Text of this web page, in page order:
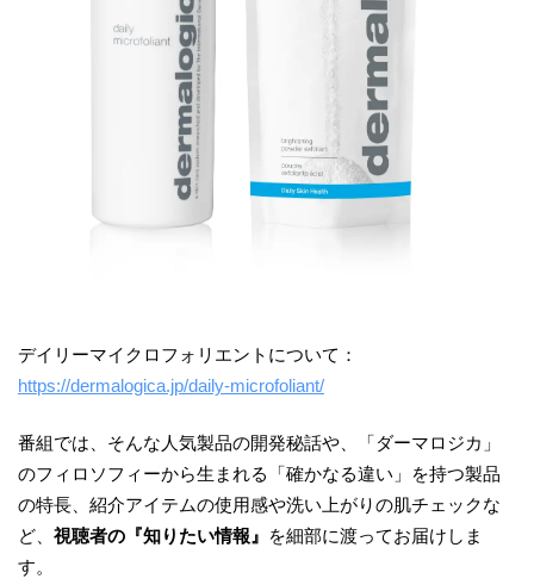
デイリーマイクロフォリエントについて：
https://dermalogica.jp/daily-microfoliant/
番組では、そんな人気製品の開発秘話や、「ダーマロジカ」
のフィロソフィーから生まれる「確かなる違い」を持つ製品
の特長、紹介アイテムの使用感や洗い上がりの肌チェックな
ど、 視聴者の『知りたい情報』 を細部に渡ってお届けしま
す。